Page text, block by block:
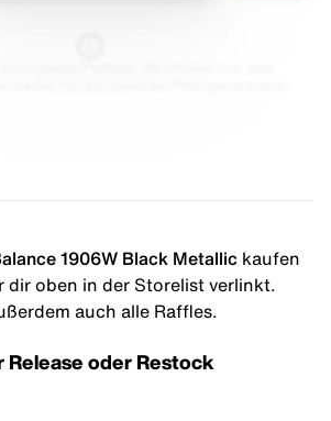
1906W Black Metallic kaufen
dir oben in der Storelist verlinkt.
auch alle Raffles.
Release oder Restock